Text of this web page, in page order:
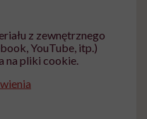
z zewnętrznego
YouTube, itp.)
na pliki cookie.